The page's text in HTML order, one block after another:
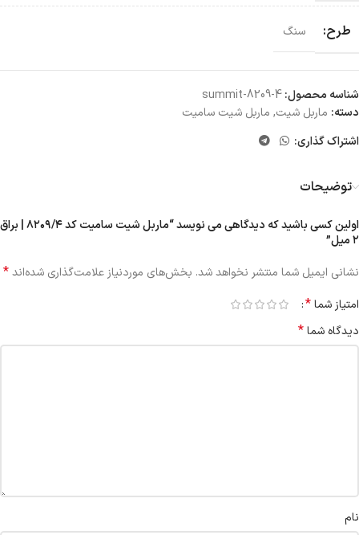
طرح: سنگ
شناسه محصول:summit-8209-4
دسته: ماربل شیت, ماربل شیت سامیت
اشتراک گذاری:
توضیحات
اولین کسی باشید که دیدگاهی می نویسد “ماربل شیت سامیت کد ۸۲۰۹/۴ | براق
۲ میل”
نشانی ایمیل شما منتشر نخواهد شد. بخش‌های موردنیاز علامت‌گذاری شده‌اند*
امتیاز شما*
دیدگاه شما*
نام